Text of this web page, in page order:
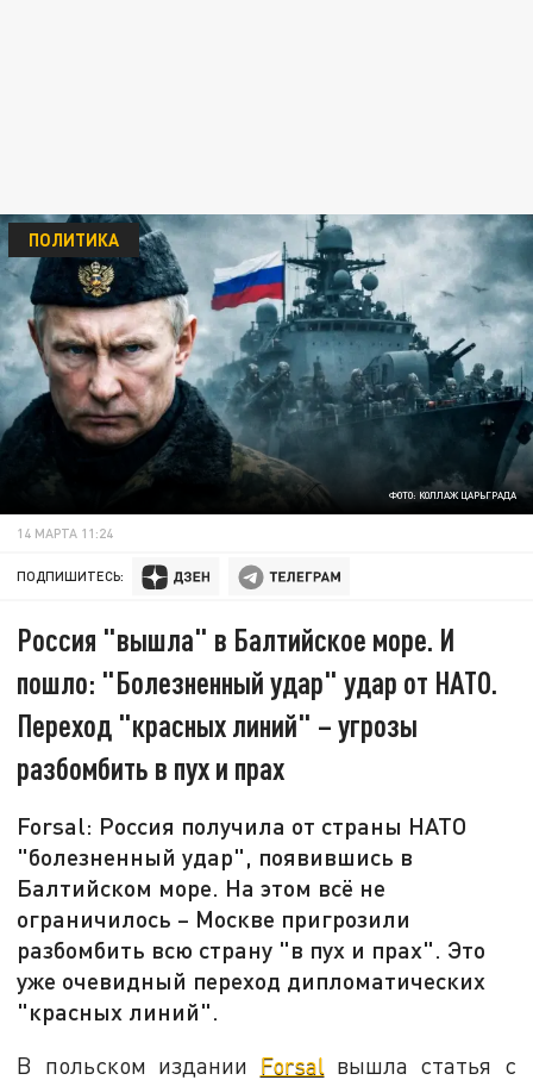
ФОТО: КОЛЛАЖ ЦАРЬГРАДА
ПОЛИТИКА
14 МАРТА 11:24
ПОДПИШИТЕСЬ:
Россия "вышла" в Балтийское море. И
пошло: "Болезненный удар" удар от НАТО.
Переход "красных линий" – угрозы
разбомбить в пух и прах
Forsal: Россия получила от страны НАТО
"болезненный удар", появившись в
Балтийском море. На этом всё не
ограничилось – Москве пригрозили
разбомбить всю страну "в пух и прах". Это
уже очевидный переход дипломатических
"красных линий".
В польском издании Forsal вышла статья с